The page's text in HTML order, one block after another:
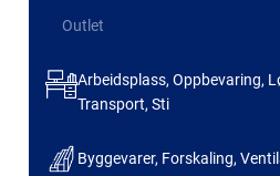
Outlet
Arbeidsplass, Oppbevaring,
Transport, Sti
Byggevarer, Forskaling,